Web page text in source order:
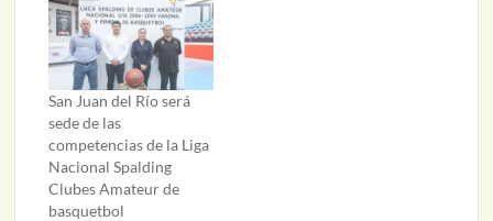
San Juan del Río será
sede de las
competencias de la Liga
Nacional Spalding
Clubes Amateur de
basquetbol